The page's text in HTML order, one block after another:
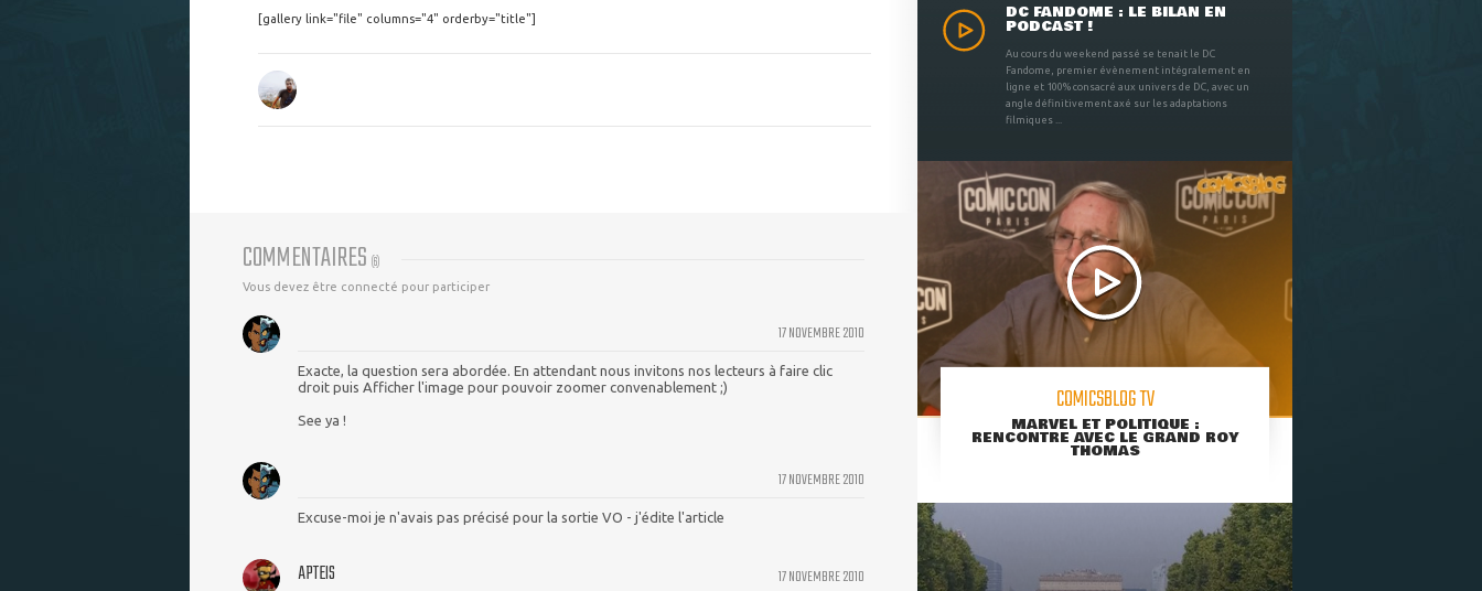
[gallery link="file" columns="4" orderby="title"]
COMMENTAIRES (6)
Vous devez être connecté pour participer
17 NOVEMBRE 2010
Exacte, la question sera abordée. En attendant nous invitons nos lecteurs à faire clic
droit puis Afficher l'image pour pouvoir zoomer convenablement ;)
See ya !
17 NOVEMBRE 2010
Excuse-moi je n'avais pas précisé pour la sortie VO - j'édite l'article
17 NOVEMBRE 2010
APTEIS
DC FANDOME : LE BILAN EN
PODCAST !
Au cours du weekend passé se tenait le DC
Fandome, premier évènement intégralement en
ligne et 100% consacré aux univers de DC, avec un
angle définitivement axé sur les adaptations
filmiques ...
COMICSBLOG TV
MARVEL ET POLITIQUE :
RENCONTRE AVEC LE GRAND ROY
THOMAS